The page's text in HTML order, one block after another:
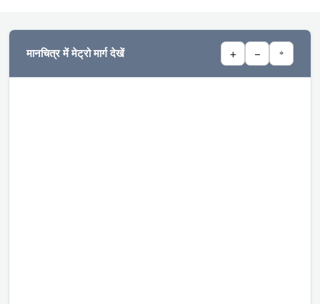
मानचित्र में मेट्रो मार्ग देखें + − ⌖